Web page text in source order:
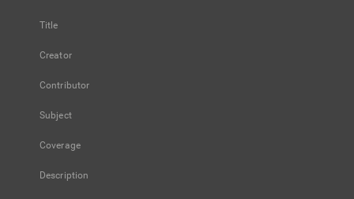
Title
Creator
Contributor
Subject
Coverage
Description